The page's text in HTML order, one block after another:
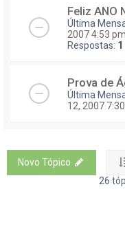
Feliz ANO
Última
2007 4:53 pm
Respostas: 1
Prova de
Última
12, 2007
Novo Tópico
26